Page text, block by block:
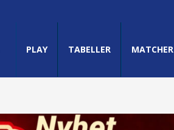
PLAY TABELLER MATCHER